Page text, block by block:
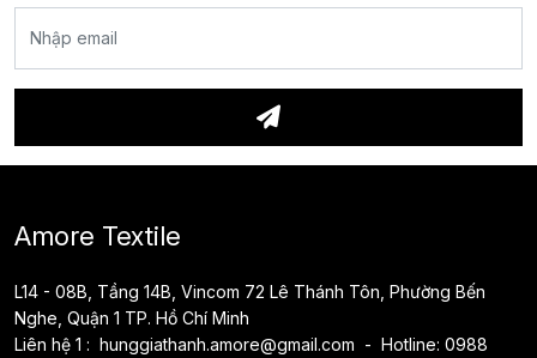
Amore Textile
L14 - 08B, Tầng 14B, Vincom 72 Lê Thánh Tôn, Phường Bến
Nghe, Quận 1 TP. Hồ Chí Minh
Liên hệ 1 : hunggiathanh.amore@gmail.com - Hotline: 0988